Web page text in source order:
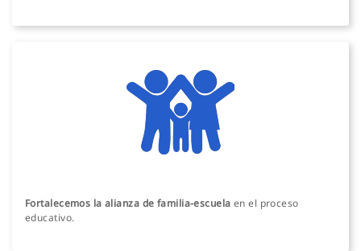
Fortalecemos la alianza de familia-escuela en el proceso
educativo.